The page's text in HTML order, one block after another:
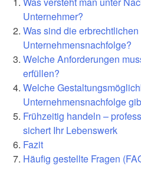
Unternehmer?
Was sind die
Unternehmensnachfolge?
Welche Anforderungen
erfüllen?
Welche
Unternehmensnachfolge
Frühzeitig handeln –
sichert Ihr Lebenswerk
Fazit
Häufig gestellte Fragen